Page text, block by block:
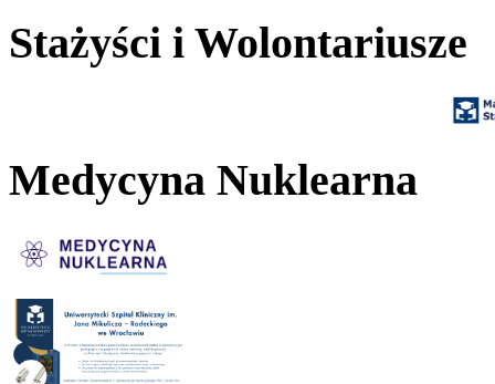
Stażyści i Wolontariusze
Medycyna Nuklearna